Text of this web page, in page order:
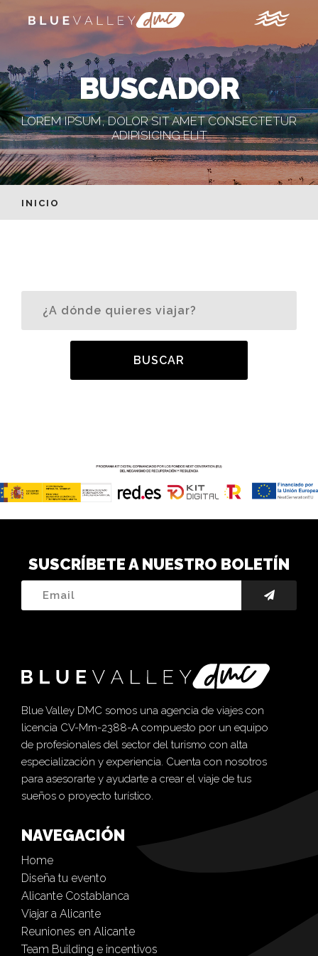
BUSCADOR
LOREM IPSUM, DOLOR SIT AMET CONSECTETUR
ADIPISICING ELIT
INICIO
BUSCAR
SUSCRÍBETE A NUESTRO BOLETÍN
Blue Valley DMC somos una agencia de viajes con
licencia CV-Mm-2388-A compuesto por un equipo
de profesionales del sector del turismo con alta
especialización y experiencia. Cuenta con nosotros
para asesorarte y ayudarte a crear el viaje de tus
sueños o proyecto turístico.
NAVEGACIÓN
Home
Diseña tu evento
Alicante Costablanca
Viajar a Alicante
Reuniones en Alicante
Team Building e incentivos